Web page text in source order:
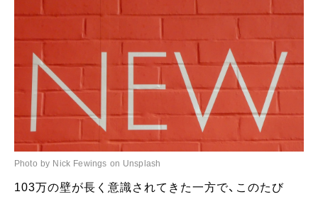
Photo by Nick Fewings on Unsplash
103万の壁が長く意識されてきた一方で、このたび